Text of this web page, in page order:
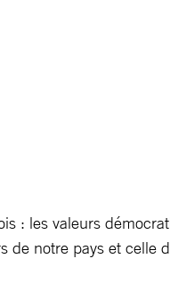
: les valeurs
de notre pays et celle